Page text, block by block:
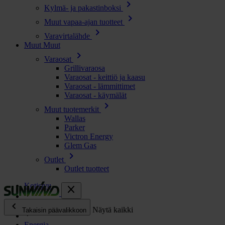
Kylmä- ja pakastinboksi chevron_right
Muut vapaa-ajan tuotteet chevron_right
Varavirtalähde chevron_right
Muut Muut
Varaosat
chevron_right
Grillivaraosa
Varaosat - keittiö ja kaasu
Varaosat - lämmittimet
Varaosat - käymälät
Muut tuotemerkit
chevron_right
Wallas
Parker
Victron Energy
Glem Gas
Outlet
chevron_right
Outlet tuotteet
close
chevron_left
Takaisin päävalikkoon Näytä kaikki
Kotisivu